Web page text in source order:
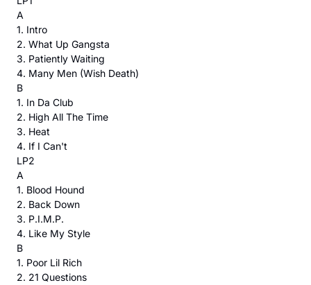
A
1. Intro
2. What Up Gangsta
3. Patiently Waiting
4. Many Men (Wish Death)
B
1. In Da Club
2. High All The Time
3. Heat
4. If I Can't
LP2
A
1. Blood Hound
2. Back Down
3. P.I.M.P.
4. Like My Style
B
1. Poor Lil Rich
2. 21 Questions